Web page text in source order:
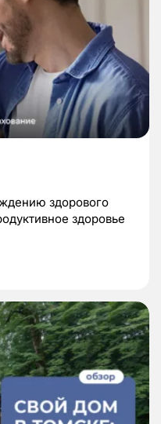
здорового
здоровье